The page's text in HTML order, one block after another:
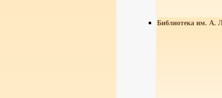
Библиотека им. А.